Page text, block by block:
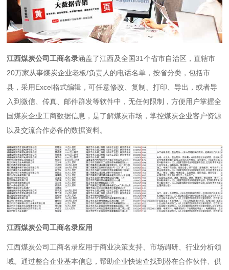
江西煤炭公司工商名录涵盖了江西及全国31个省市自治区，直辖市
20万家从事煤炭企业老板/负责人的电话名单，按省分类，包括市
县，采用Excel格式编辑，可任意修改、复制、打印、导出，或者导
入到微信、传真、邮件群发等软件中，无任何限制，方便用户掌握全
国煤炭企业工商数据信息，是了解煤炭市场，掌控煤炭企业客户资源
以及交流合作必备的数据资料。
江西煤炭公司工商名录应用
江西煤炭公司工商名录应用于商业决策支持、市场调研、行业分析领
域。通过整合企业基本信息，帮助企业快速查找到潜在合作伙伴、供